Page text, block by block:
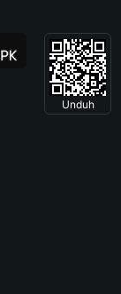
Unduh